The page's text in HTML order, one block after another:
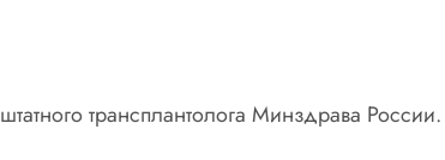
трансплантолога Минздрава России.